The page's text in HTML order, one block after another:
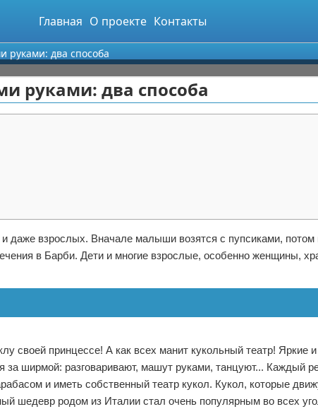
Главная О проекте Контакты
руками: два способа
руками: два способа
даже взрослых. Вначале малыши возятся с пупсиками, потом
в Барби. Дети и многие взрослые, особенно женщины,
своей принцессе! А как всех манит кукольный театр! Яркие
за ширмой: разговаривают, машут руками, танцуют... Каждый
и иметь собственный театр кукол. Кукол, которые
шедевр родом из Италии стал очень популярным во всех